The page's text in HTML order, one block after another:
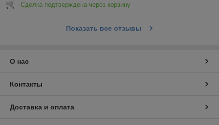
Сделка подтверждена через корзину
Показать все отзывы
О нас
Контакты
Доставка и оплата